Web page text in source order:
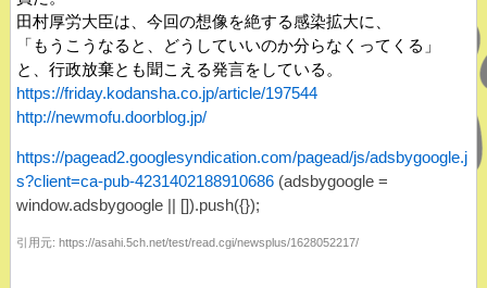
田村厚労大臣は、今回の想像を絶する感染拡大に、
「もうこうなると、どうしていいのか分らなくってくる」
と、行政放棄とも聞こえる発言をしている。
https://friday.kodansha.co.jp/article/197544
http://newmofu.doorblog.jp/
https://pagead2.googlesyndication.com/pagead/js/adsbygoogle.j
s?client=ca-pub-4231402188910686(adsbygoogle =
window.adsbygoogle || []).push({});
引用元: https://asahi.5ch.net/test/read.cgi/newsplus/1628052217/